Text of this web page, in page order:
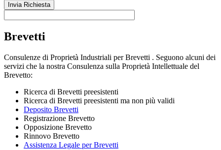
Brevetti
Consulenze di Proprietà Industriali per Brevetti . Seguono alcuni dei
servizi che la nostra Consulenza sulla Proprietà Intellettuale del
Brevetto:
Ricerca di Brevetti preesistenti
Ricerca di Brevetti preesistenti ma non più validi
Deposito Brevetti
Registrazione Brevetto
Opposizione Brevetto
Rinnovo Brevetto
Assistenza Legale per Brevetti